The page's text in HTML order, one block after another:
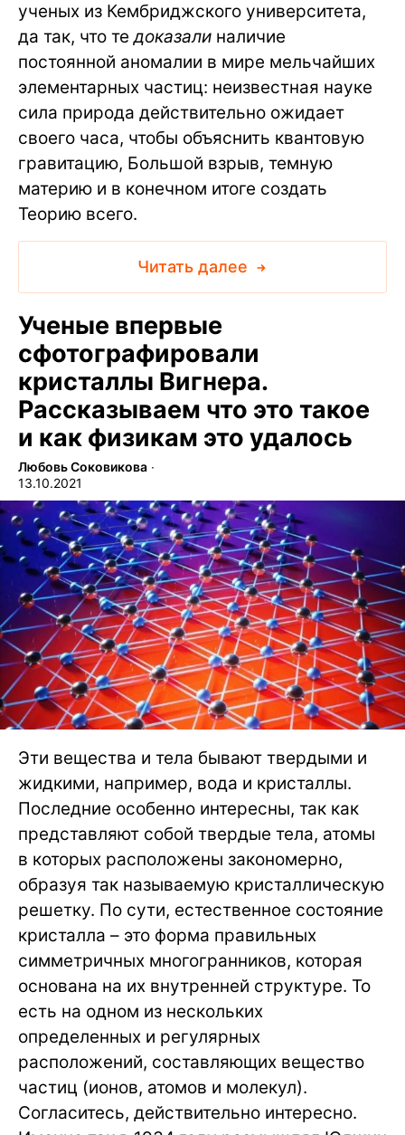
ученых из Кембриджского университета,
да так, что тедоказали наличие
постоянной аномалии в мире мельчайших
элементарных частиц: неизвестная науке
сила природа действительно ожидает
своего часа, чтобы объяснить квантовую
гравитацию, Большой взрыв, темную
материю и в конечном итоге создать
Теорию всего.
Читать далее
Ученые впервые
сфотографировали
кристаллы Вигнера.
Рассказываем что это такое
и как физикам это удалось
Любовь Соковикова ∙
13.10.2021
Эти вещества и тела бывают твердыми и
жидкими, например, вода и кристаллы.
Последние особенно интересны, так как
представляют собой твердые тела, атомы
в которых расположены закономерно,
образуя так называемую кристаллическую
решетку. По сути, естественное состояние
кристалла – это форма правильных
симметричных многогранников, которая
основана на их внутренней структуре. То
есть на одном из нескольких
определенных и регулярных
расположений, составляющих вещество
частиц (ионов, атомов и молекул).
Согласитесь, действительно интересно.